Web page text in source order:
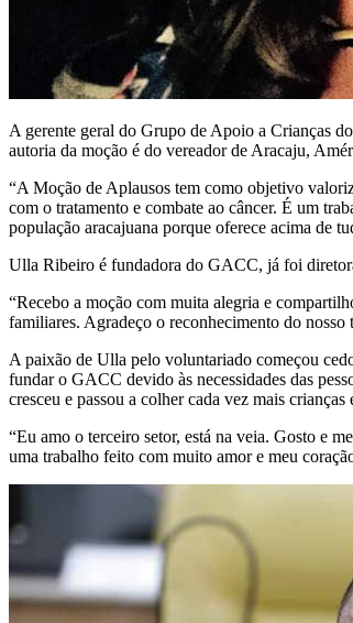
A gerente geral do Grupo de Apoio a Crianças
autoria da moção é do vereador de Aracaju,
“A Moção de Aplausos tem como objetivo
com o tratamento e combate ao câncer. É um
população aracajuana porque oferece acima de
Ulla Ribeiro é fundadora do GACC, já foi
“Recebo a moção com muita alegria e
familiares. Agradeço o reconhecimento do
A paixão de Ulla pelo voluntariado começou
fundar o GACC devido às necessidades das
cresceu e passou a colher cada vez mais
“Eu amo o terceiro setor, está na veia. Gosto e
uma trabalho feito com muito amor e meu